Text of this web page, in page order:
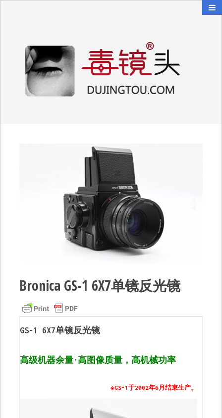
Bronica GS-1 6X7单镜反光镜
GS-1 6X7单镜反光镜
高级机器余量·高图像质量，高机械功率
※GS-1于2002年6月结束生产。